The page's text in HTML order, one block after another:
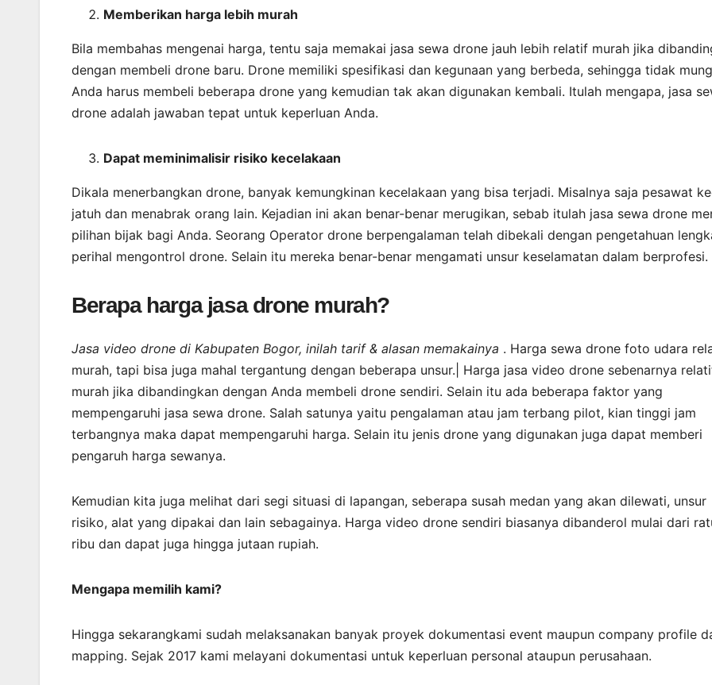
Memberikan harga lebih murah
Bila membahas mengenai harga, tentu saja memakai jasa sewa drone jauh lebih relatif murah jika
dengan membeli drone baru. Drone memiliki spesifikasi dan kegunaan yang berbeda, sehingga tidak
Anda harus membeli beberapa drone yang kemudian tak akan digunakan kembali. Itulah mengapa, jasa
drone adalah jawaban tepat untuk keperluan Anda.
Dapat meminimalisir risiko kecelakaan
Dikala menerbangkan drone, banyak kemungkinan kecelakaan yang bisa terjadi. Misalnya saja pesawat
jatuh dan menabrak orang lain. Kejadian ini akan benar-benar merugikan, sebab itulah jasa sewa drone
pilihan bijak bagi Anda. Seorang Operator drone berpengalaman telah dibekali dengan pengetahuan
perihal mengontrol drone. Selain itu mereka benar-benar mengamati unsur keselamatan dalam berprofesi.
Berapa harga jasa drone murah?
Jasa video drone di Kabupaten Bogor, inilah tarif & alasan memakainya . Harga sewa drone foto udara
murah, tapi bisa juga mahal tergantung dengan beberapa unsur.| Harga jasa video drone sebenarnya
murah jika dibandingkan dengan Anda membeli drone sendiri. Selain itu ada beberapa faktor yang
mempengaruhi jasa sewa drone. Salah satunya yaitu pengalaman atau jam terbang pilot, kian tinggi jam
terbangnya maka dapat mempengaruhi harga. Selain itu jenis drone yang digunakan juga dapat memberi
pengaruh harga sewanya.
Kemudian kita juga melihat dari segi situasi di lapangan, seberapa susah medan yang akan dilewati, unsur
risiko, alat yang dipakai dan lain sebagainya. Harga video drone sendiri biasanya dibanderol mulai dari
ribu dan dapat juga hingga jutaan rupiah.
Mengapa memilih kami?
Hingga sekarangkami sudah melaksanakan banyak proyek dokumentasi event maupun company profile
mapping. Sejak 2017 kami melayani dokumentasi untuk keperluan personal ataupun perusahaan.